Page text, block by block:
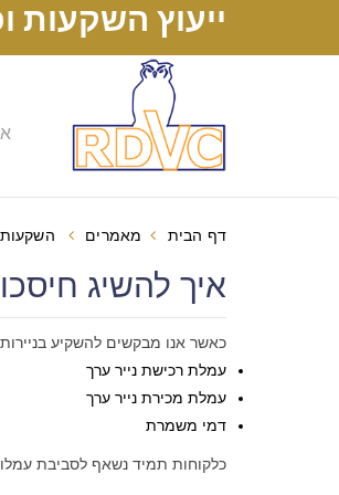
ייעוץ השקעות
דף הבית מאמרים השקעות
איך להשיג חיסכון של עד 90% בעמלות של תיק
כאשר אנו מבקשים להשקיע
עמלת רכישת נייר ערך
עמלת מכירת נייר ערך
דמי משמרת
כלקוחות תמיד נשאף לסביבת